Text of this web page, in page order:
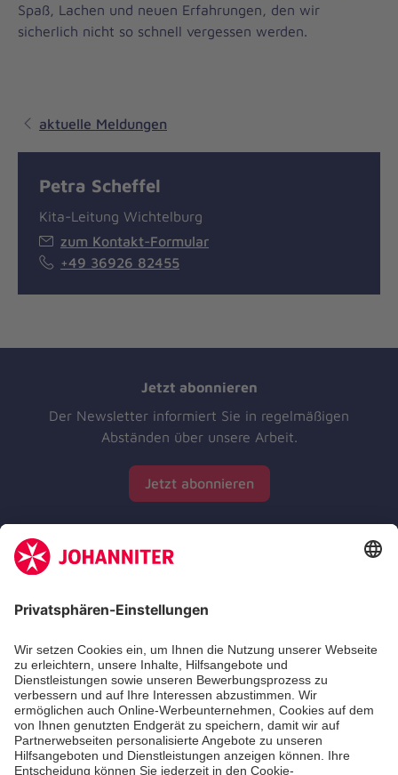
Spaß, Lachen und neuen Erfahrungen, den wir
sicherlich nicht so schnell vergessen werden.
aktuelle Meldungen
Petra Scheffel
Kita-Leitung Wichtelburg
zum Kontakt-Formular
+49 36926 82455
Jetzt abonnieren
Der Newsletter informiert Sie in regelmäßigen
Abständen über unsere Arbeit.
Jetzt abonnieren
Zertifizierung der Johanniter-Unfall-Hilfe e.V.
Die Johanniter GmbH führt das Spendenzertifikat
des Deutschen Spendenrats e.V.